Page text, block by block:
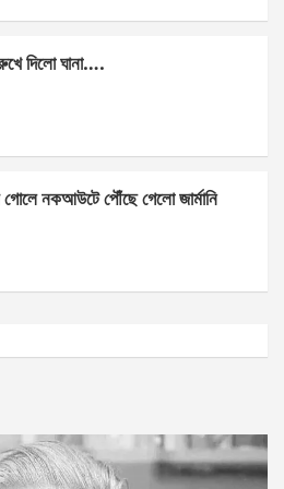
দিলো ঘানা….
গোলে নকআউটে পৌঁছে গেলো জার্মানি